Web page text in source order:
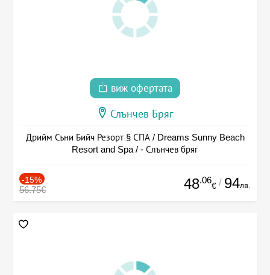
виж офертата
Слънчев Бряг
Дрийм Съни Бийч Резорт § СПА / Dreams Sunny Beach
Resort and Spa / - Слънчев бряг
-15%
56.75€ 48.06
€ / 94лв.